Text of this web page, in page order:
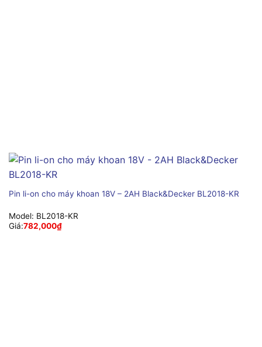
Pin li-on cho máy khoan 18V – 2AH Black&Decker BL2018-KR
Model: BL2018-KR
Giá:782,000₫